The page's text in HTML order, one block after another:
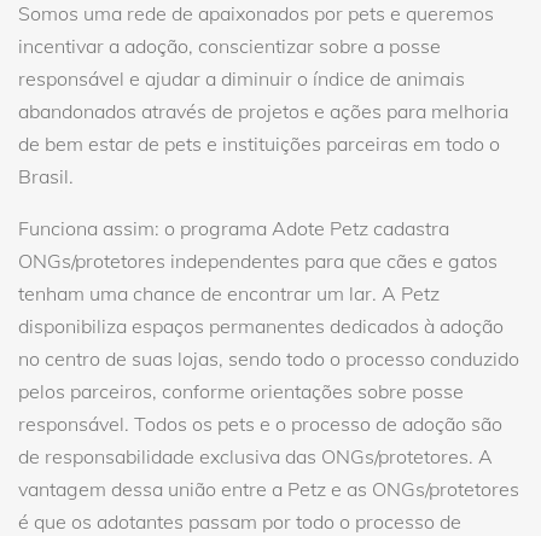
Somos uma rede de apaixonados por pets e queremos
incentivar a adoção, conscientizar sobre a posse
responsável e ajudar a diminuir o índice de animais
abandonados através de projetos e ações para melhoria
de bem estar de pets e instituições parceiras em todo o
Brasil.
Funciona assim: o programa Adote Petz cadastra
ONGs/protetores independentes para que cães e gatos
tenham uma chance de encontrar um lar. A Petz
disponibiliza espaços permanentes dedicados à adoção
no centro de suas lojas, sendo todo o processo conduzido
pelos parceiros, conforme orientações sobre posse
responsável. Todos os pets e o processo de adoção são
de responsabilidade exclusiva das ONGs/protetores. A
vantagem dessa união entre a Petz e as ONGs/protetores
é que os adotantes passam por todo o processo de